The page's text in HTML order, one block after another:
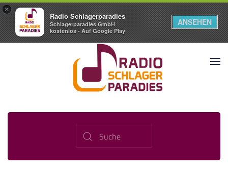
×
Radio Schlagerparadies
Schlagerparadies GmbH
kostenlos - Auf Google Play
ANSEHEN